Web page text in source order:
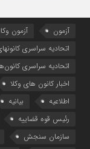
آزمون آزمون
اتحادیه سراسری
اتحادیه سراسری
اخبار کانون های وکلا
اطلاعیه
بیانیه
رئیس قوه قضاییه
سازمان سنجش